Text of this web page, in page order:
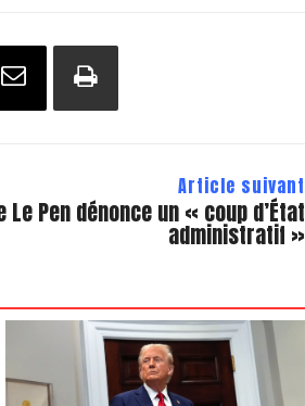
Article suivant
Le Pen dénonce un « coup d’État
administratif »